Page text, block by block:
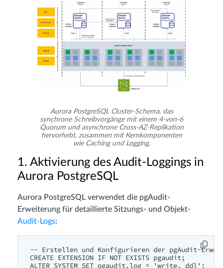
Aurora PostgreSQL Cluster-Schema, das
synchrone Schreibvorgänge mit einem 4-von-6
Quorum und asynchrone Cross-AZ-Replikation
hervorhebt, zusammen mit Kernkomponenten
wie Caching und Logging.
1. Aktivierung des Audit-Loggings in
Aurora PostgreSQL
Aurora PostgreSQL verwendet die pgAudit-
Erweiterung für detaillierte Sitzungs- und Objekt-
Audit-Logs:
-- Erstellen und Konfigurieren der pgAudit-
CREATE EXTENSION IF NOT EXISTS pgaudit;
ALTER SYSTEM SET pgaudit.log = 'write, ddl';